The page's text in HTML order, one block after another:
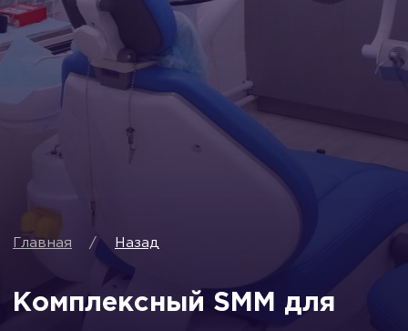
Комплексный SMM для
сети стоматологических
/ Назад